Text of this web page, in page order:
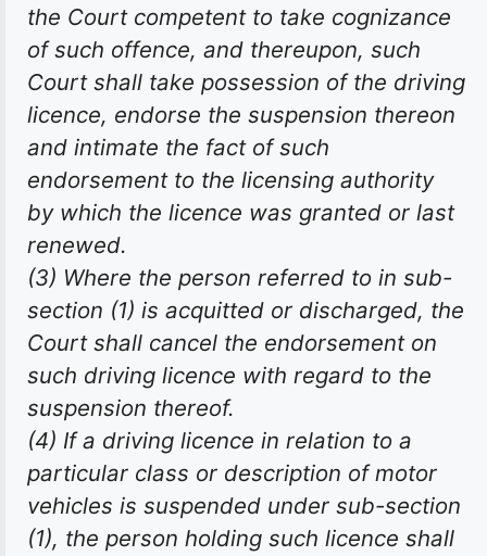
the Court competent to take cognizance
of such offence, and thereupon, such
Court shall take possession of the driving
licence, endorse the suspension thereon
and intimate the fact of such
endorsement to the licensing authority
by which the licence was granted or last
renewed.
(3) Where the person referred to in sub-
section (1) is acquitted or discharged, the
Court shall cancel the endorsement on
such driving licence with regard to the
suspension thereof.
(4) If a driving licence in relation to a
particular class or description of motor
vehicles is suspended under sub-section
(1), the person holding such licence shall